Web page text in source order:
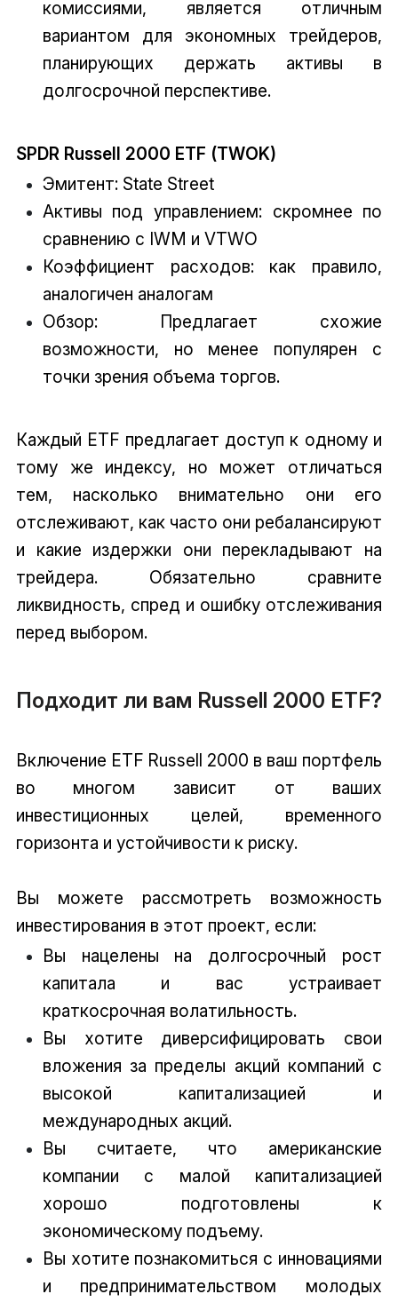
комиссиями, является отличным
вариантом для экономных трейдеров,
планирующих держать активы в
долгосрочной перспективе.
SPDR Russell 2000 ETF (TWOK)
Эмитент: State Street
Активы под управлением: скромнее по
сравнению с IWM и VTWO
Коэффициент расходов: как правило,
аналогичен аналогам
Обзор: Предлагает схожие
возможности, но менее популярен с
точки зрения объема торгов.
Каждый ETF предлагает доступ к одному и
тому же индексу, но может отличаться
тем, насколько внимательно они его
отслеживают, как часто они ребалансируют
и какие издержки они перекладывают на
трейдера. Обязательно сравните
ликвидность, спред и ошибку отслеживания
перед выбором.
Подходит ли вам Russell 2000 ETF?
Включение ETF Russell 2000 в ваш портфель
во многом зависит от ваших
инвестиционных целей, временного
горизонта и устойчивости к риску.
Вы можете рассмотреть возможность
инвестирования в этот проект, если:
Вы нацелены на долгосрочный рост
капитала и вас устраивает
краткосрочная волатильность.
Вы хотите диверсифицировать свои
вложения за пределы акций компаний с
высокой капитализацией и
международных акций.
Вы считаете, что американские
компании с малой капитализацией
хорошо подготовлены к
экономическому подъему.
Вы хотите познакомиться с инновациями
и предпринимательством молодых